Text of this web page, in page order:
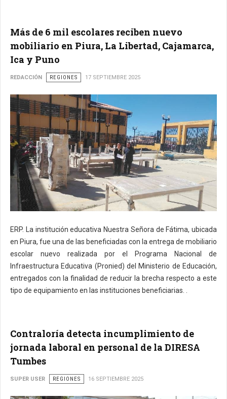
Más de 6 mil escolares reciben nuevo
mobiliario en Piura, La Libertad, Cajamarca,
Ica y Puno
REDACCIÓN REGIONES 17 SEPTIEMBRE 2025
ERP. La institución educativa Nuestra Señora de Fátima, ubicada
en Piura, fue una de las beneficiadas con la entrega de mobiliario
escolar nuevo realizada por el Programa Nacional de
Infraestructura Educativa (Pronied) del Ministerio de Educación,
entregados con la finalidad de reducir la brecha respecto a este
tipo de equipamiento en las instituciones beneficiarias. .
Contraloría detecta incumplimiento de
jornada laboral en personal de la DIRESA
Tumbes
SUPER USER REGIONES 16 SEPTIEMBRE 2025